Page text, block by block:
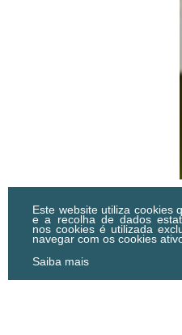
Este website utiliza cookies
e a recolha de dados
nos cookies é utilizada
navegar com os cookies
Saiba mais